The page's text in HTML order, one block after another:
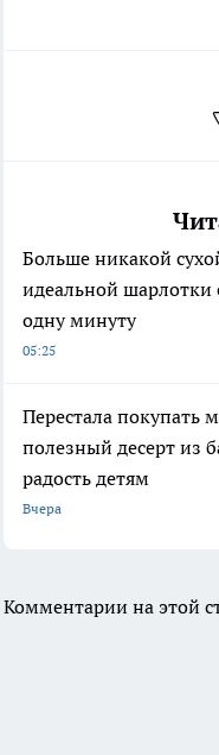
Больше никакой
идеальной шарлотки
одну минуту
05:25
Перестала покупать
полезный десерт из
радость детям
Вчера
Комментарии на этой